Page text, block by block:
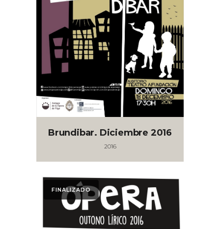
Brundibar. Diciembre 2016
2016
FINALIZADO